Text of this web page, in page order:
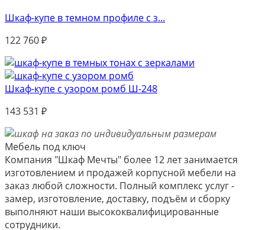
Шкаф-купе в темном профиле с з...
122 760₽
Шкаф-купе с узором ромб Ш-248
143 531 ₽
Мебель под ключ
Компания "Шкаф Мечты" более 12 лет занимается
изготовлением и продажей корпусной мебели на
заказ любой сложности. Полный комплекс услуг -
замер, изготовление, доставку, подъём и сборку
выполняют наши высококвалифицированные
сотрудники.